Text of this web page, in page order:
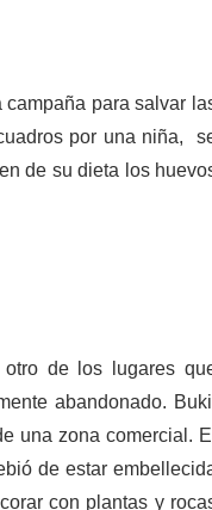
para salvar
por una niña,
de su dieta los
de los lugares
abandonado.
una zona comercial. El
de estar
con plantas y